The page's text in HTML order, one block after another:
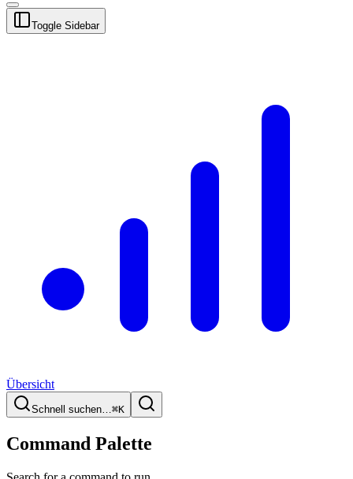
Toggle Sidebar
Übersicht
Schnell suchen…⌘K
Command Palette